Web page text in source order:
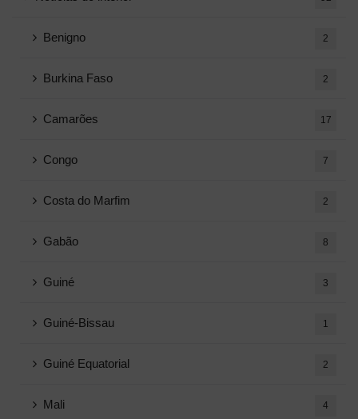
Benigno 2
Burkina Faso 2
Camarões 17
Congo 7
Costa do Marfim 2
Gabão 8
Guiné 3
Guiné-Bissau 1
Guiné Equatorial 2
Mali 4